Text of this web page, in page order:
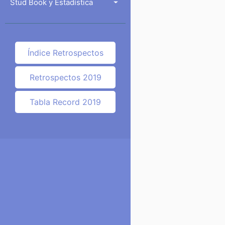
Stud Book y Estadística
Índice Retrospectos
Retrospectos 2019
Tabla Record 2019